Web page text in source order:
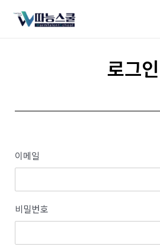
로그인
이메일
비밀번호